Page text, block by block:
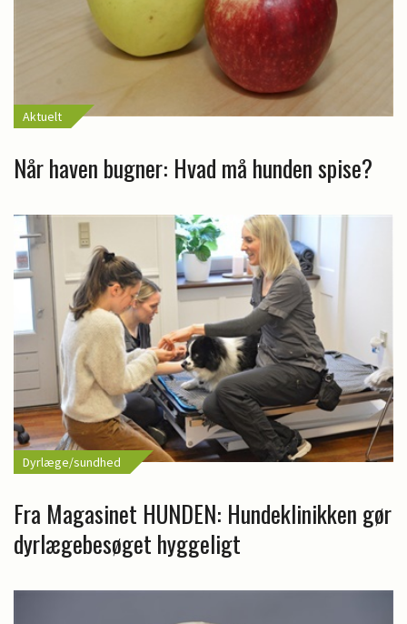
Aktuelt
Når haven bugner: Hvad må hunden spise?
Dyrlæge/sundhed
Fra Magasinet HUNDEN: Hundeklinikken gør
dyrlægebesøget hyggeligt